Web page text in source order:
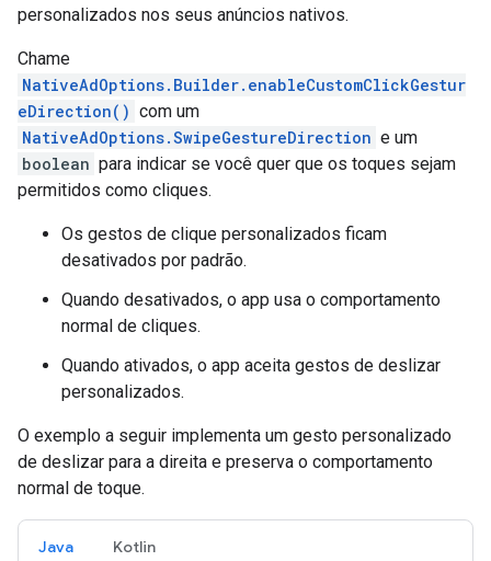
personalizados nos seus anúncios nativos.
Chame
NativeAdOptions.Builder.enableCustomClickGestur
eDirection() com um
NativeAdOptions.SwipeGestureDirection e um
boolean para indicar se você quer que os toques sejam
permitidos como cliques.
Os gestos de clique personalizados ficam
desativados por padrão.
Quando desativados, o app usa o comportamento
normal de cliques.
Quando ativados, o app aceita gestos de deslizar
personalizados.
O exemplo a seguir implementa um gesto personalizado
de deslizar para a direita e preserva o comportamento
normal de toque.
Java Kotlin